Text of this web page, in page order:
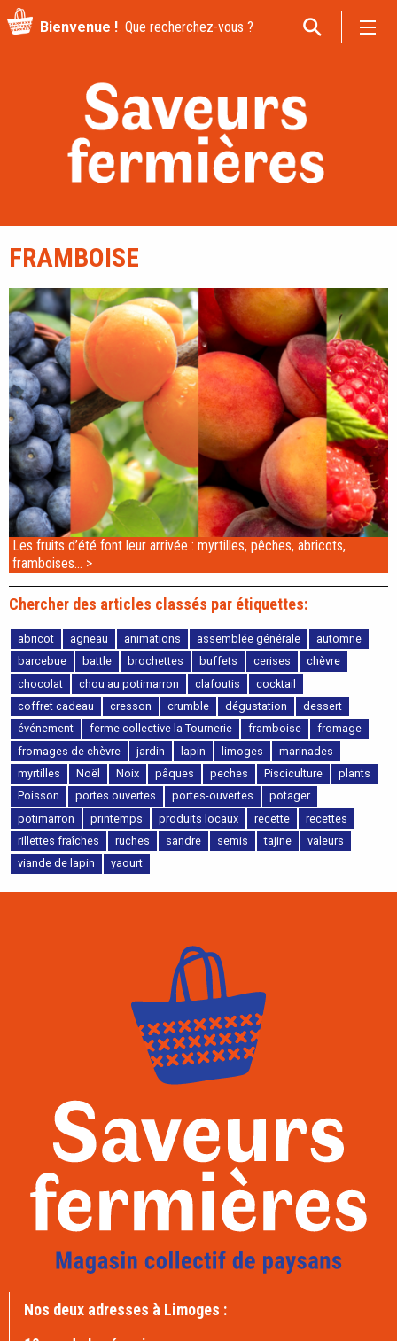
Recherche
pour
Bienvenue !
FRAMBOISE
Les fruits d’été font leur arrivée : myrtilles, pêches, abricots,
framboises… >
Chercher des articles classés par étiquettes:
abricot agneau animations assemblée générale
automne
barcebue
battle brochettes buffets cerises
chèvre
chocolat
chou au potimarron clafoutis
cocktail
coffret cadeau
cresson crumble dégustation
dessert
événement
ferme collective la Tournerie framboise
fromage
fromages de chèvre
jardin lapin limoges
marinades
myrtilles
Noël Noix pâques peches Pisciculture
plants
Poisson
portes ouvertes portes-ouvertes
potager
potimarron
printemps produits locaux recette
recettes
rillettes fraîches
ruches sandre semis tajine
valeurs
viande de lapin
yaourt
Nos deux adresses à Limoges :